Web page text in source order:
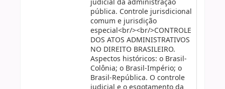
judicial da administração
pública. Controle jurisdicional
comum e jurisdição
especial<br/><br/>CONTROLE
DOS ATOS ADMINISTRATIVOS
NO DIREITO BRASILEIRO.
Aspectos históricos: o Brasil-
Colônia; o Brasil-Império; o
Brasil-República. O controle